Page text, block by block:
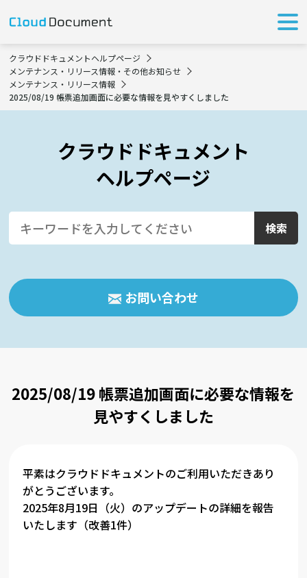
クラウドドキュメントヘルプページ
メンテナンス・リリース情報・その他お知らせ
メンテナンス・リリース情報
2025/08/19 帳票追加画面に必要な情報を見やすくしました
クラウドドキュメント
ヘルプページ
お問い合わせ
2025/08/19 帳票追加画面に必要な情報を
見やすくしました
平素はクラウドドキュメントのご利用いただきあり
がとうございます。
2025年8月19日（火）のアップデートの詳細を報告
いたします（改善1件）